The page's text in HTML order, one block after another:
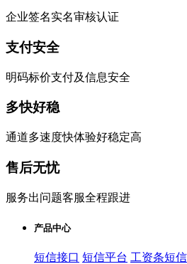
企业签名实名审核认证
支付安全
明码标价支付及信息安全
多快好稳
通道多速度快体验好稳定高
售后无忧
服务出问题客服全程跟进
产品中心
短信接口 短信平台 工资条短信